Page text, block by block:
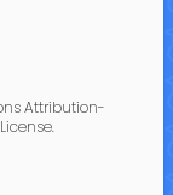
Attribution-